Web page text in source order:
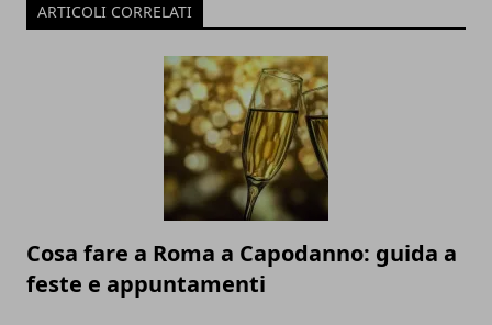
ARTICOLI CORRELATI
Cosa fare a Roma a Capodanno: guida a
feste e appuntamenti